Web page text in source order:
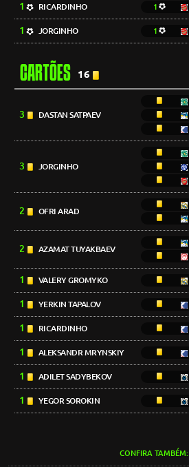
1 RICARDINHO 1
1 JORGINHO 1
CARTÕES 16
3 DASTAN SATPAEV
3 JORGINHO
2 OFRI ARAD
2 AZAMAT TUYAKBAEV
1 VALERY GROMYKO
1 YERKIN TAPALOV
1 RICARDINHO
1 ALEKSANDR MRYNSKIY
1 ADILET SADYBEKOV
1 YEGOR SOROKIN
CONFIRA TAMBÉM: